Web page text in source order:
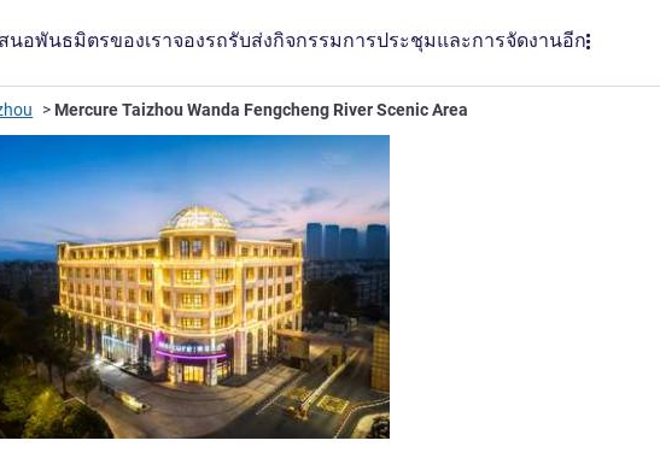
นอพันธมิตรของเราจองรถรับส่งกิจกรรมการประชุมและการจัดงานอีก
Mercure Taizhou Wanda Fengcheng River Scenic Area